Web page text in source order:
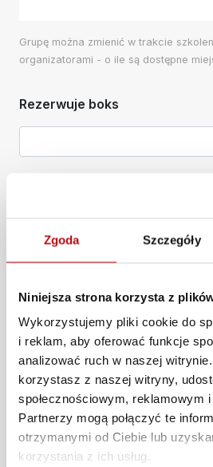
Zgoda Szczegóły
Niniejsza strona korzysta z
Wykorzystujemy pliki cookie do
i reklam, aby oferować funkcje
analizować ruch w naszej
korzystasz z naszej witryny,
społecznościowym, reklamowym
Partnerzy mogą połączyć te
otrzymanymi od Ciebie lub
korzystania z ich usług.
Grupę można zmienić w trakcie
organizatorami - o ile są dostępne
Rezerwuje boks
w biurze zawodów. Boks nr 5 jest
Numer karnetu / vouchera
Dodatkowe uwagi
Jestem na tym torze
Jeździłem na innych